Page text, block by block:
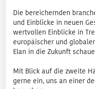
Die bereichernden
und Einblicke in neuen
wertvollen Einblicke in
europäischer und
Elan in die Zukunft
Mit Blick auf die zweite
gerne ein, uns an einer